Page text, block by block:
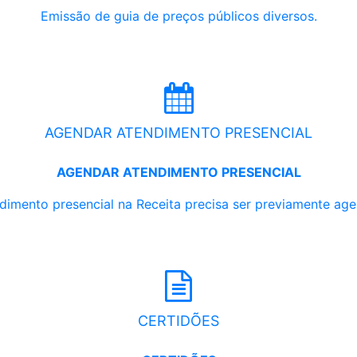
Emissão de guia de preços públicos diversos.
AGENDAR ATENDIMENTO PRESENCIAL
AGENDAR ATENDIMENTO PRESENCIAL
presencial na Receita precisa ser previamente
CERTIDÕES